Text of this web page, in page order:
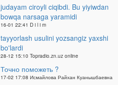
judayam ciroyli ciqibdi. Bu yiyiwdan
bowqa narsaga yaramidi
16-01 22:41 D i l i m
tayyorlash usulini yozsangiz yaxshi
bo'lardi
28-12 15:10 Topradio.zn.uz online
Точно поможеть ?
17-02 17:08 Исмайлова Райхан Куанышбаевна